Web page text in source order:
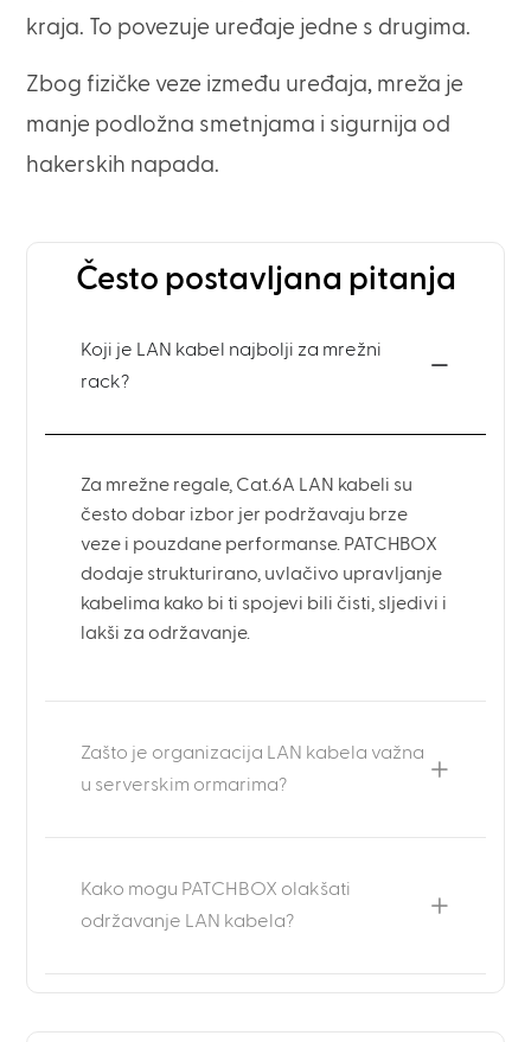
kraja. To povezuje uređaje jedne s drugima.
Zbog fizičke veze između uređaja, mreža je
manje podložna smetnjama i sigurnija od
hakerskih napada.
Često postavljana pitanja
Koji je LAN kabel najbolji za mrežni
rack?
Za mrežne regale, Cat.6A LAN kabeli su
često dobar izbor jer podržavaju brze
veze i pouzdane performanse. PATCHBOX
dodaje strukturirano, uvlačivo upravljanje
kabelima kako bi ti spojevi bili čisti, sljedivi i
lakši za održavanje.
Zašto je organizacija LAN kabela važna
u serverskim ormarima?
Kako mogu PATCHBOX olakšati
održavanje LAN kabela?